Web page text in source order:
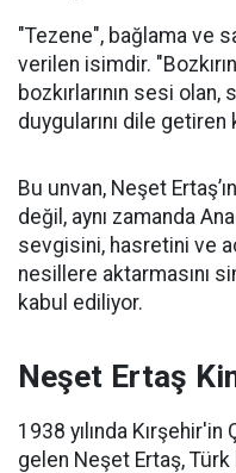
"Tezene", bağlama ve
verilen isimdir.
bozkırlarının sesi olan,
duygularını dile getiren
Bu unvan, Neşet
değil, aynı zamanda
sevgisini, hasretini ve
nesillere aktarmasını
kabul ediliyor.
Neşet Ertaş
1938 yılında
gelen Neşet Ertaş,